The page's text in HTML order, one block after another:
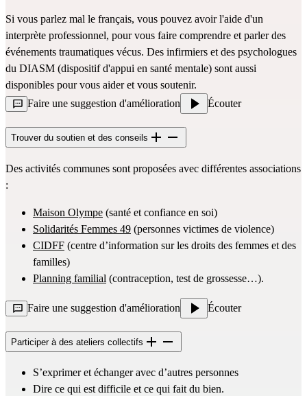
Si vous parlez mal le français, vous pouvez avoir l'aide d'un
interprète professionnel, pour vous faire comprendre et parler des
événements traumatiques vécus. Des infirmiers et des psychologues
du DIASM (dispositif d'appui en santé mentale) sont aussi
disponibles pour vous aider et vous soutenir.
Faire une suggestion d'amélioration
Écouter
Trouver du soutien et des conseils
Des activités communes sont proposées avec différentes associations
:
Maison Olympe (santé et confiance en soi)
Solidarités Femmes 49 (personnes victimes de violence)
CIDFF (centre d’information sur les droits des femmes et des
familles)
Planning familial (contraception, test de grossesse…).
Faire une suggestion d'amélioration Écouter
Participer à des ateliers collectifs
S’exprimer et échanger avec d’autres personnes
Dire ce qui est difficile et ce qui fait du bien.